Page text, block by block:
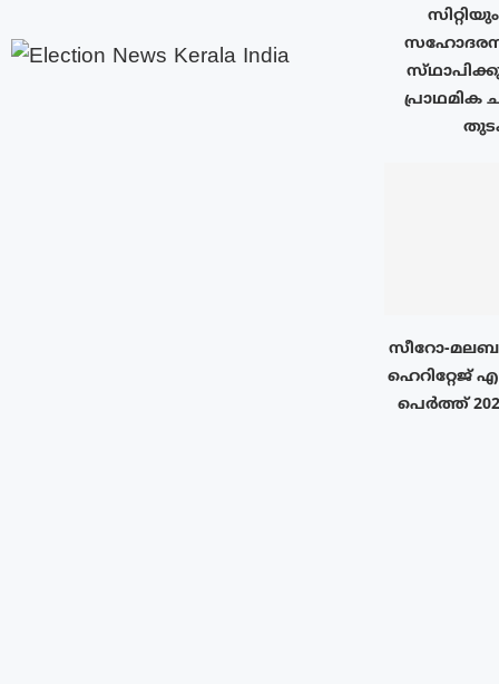
പ്രാഥമിക
സീറോ-
പെർത്ത്